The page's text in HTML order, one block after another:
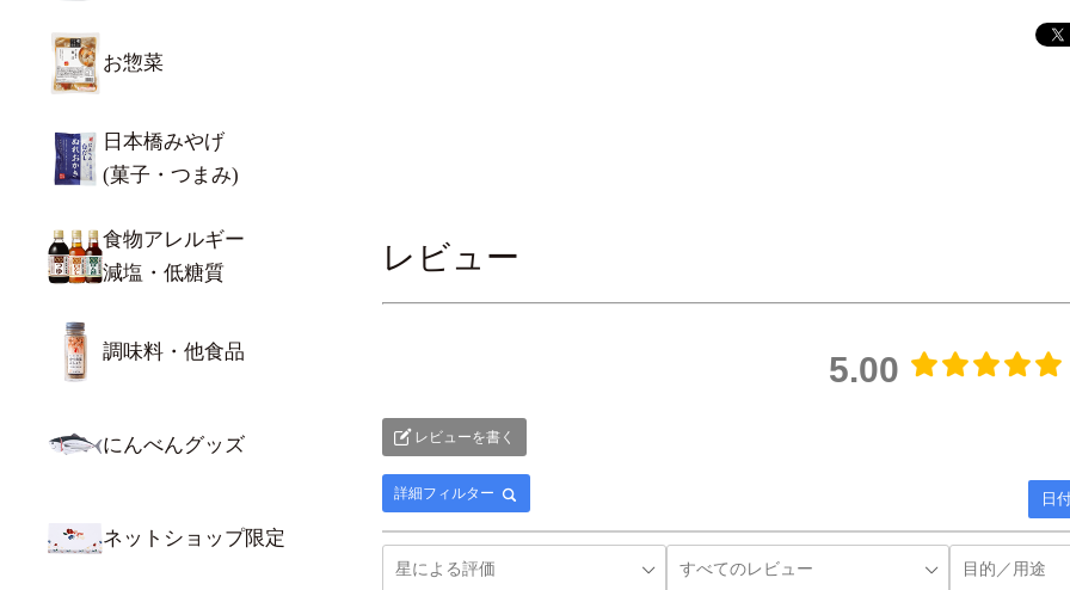
お惣菜
日本橋みやげ
(菓子・つまみ)
食物アレルギー
減塩・低糖質
調味料・他食品
にんべんグッズ
ネットショップ限定
レビュー
5.00
レビューを書く
詳細フィルター 日